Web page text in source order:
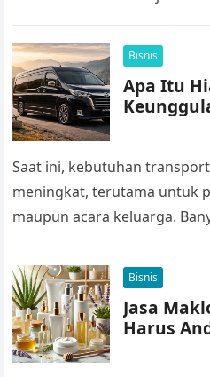
Bisnis
Apa Itu
Saat ini, kebutuhan
meningkat, terutama untuk
maupun acara keluarga.
pengalaman…
Bisnis
Jasa
Harus